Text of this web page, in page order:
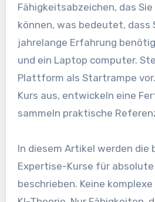
Fähigkeitsabzeichen, das
können, was bedeutet, dass
jahrelange Erfahrung
und ein Laptop computer.
Plattform als Startrampe
Kurs aus, entwickeln eine
sammeln praktische
In diesem Artikel werden die
Expertise-Kurse für
beschrieben. Keine